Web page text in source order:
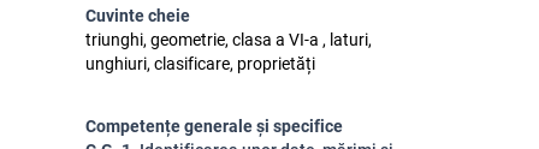
Cuvinte cheie
triunghi, geometrie, clasa a VI-a , laturi,
unghiuri, clasificare, proprietăți
Competențe generale și specifice